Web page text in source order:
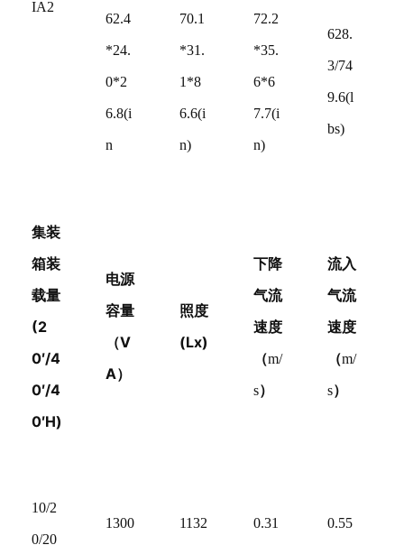
IA2
62.4
*24.
0*2
6.8(i
n
70.1
*31.
1*8
6.6(i
n)
72.2
*35.
6*6
7.7(i
n)
628.
3/74
9.6(l
bs)
集装
箱装
载量
(2
0′/4
0′/4
0′H)
电源
容量
（V
A）
照度
(Lx)
下降
气流
速度
（m/
s）
流入
气流
速度
（m/
s）
10/2
0/20
1300 1132 0.31 0.55